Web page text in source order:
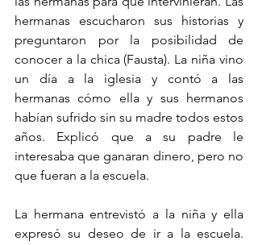
hermanas escucharon sus historias y
preguntaron por la posibilidad de
conocer a la chica (Fausta). La niña vino
un día a la iglesia y contó a las
hermanas cómo ella y sus hermanos
habían sufrido sin su madre todos estos
años. Explicó que a su padre le
interesaba que ganaran dinero, pero no
que fueran a la escuela.
La hermana entrevistó a la niña y ella
expresó su deseo de ir a la escuela.